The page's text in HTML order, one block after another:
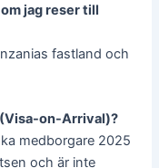
jag reser till
fastland och
on-Arrival)?
medborgare 2025
och är inte